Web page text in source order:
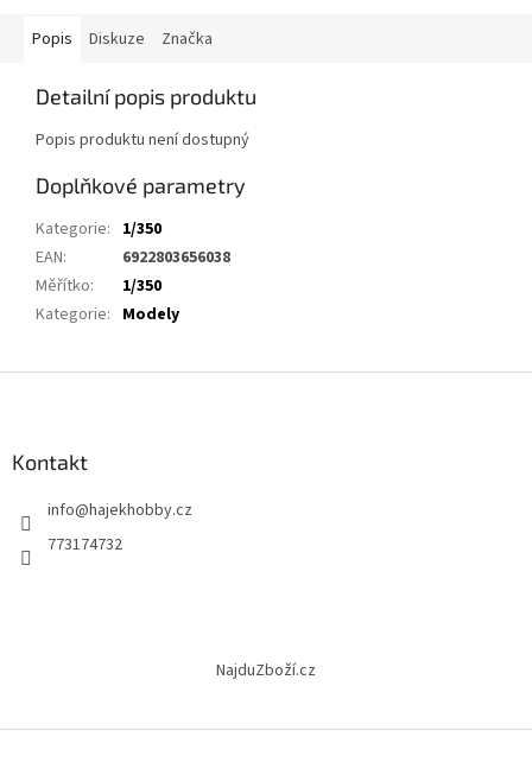
Popis Diskuze Značka
Detailní popis produktu
Popis produktu není dostupný
Doplňkové parametry
Kategorie: 1/350
EAN:
6922803656038
Měřítko:
1/350
Kategorie: Modely
Kontakt
info@hajekhobby.cz
773174732
NajduZboží.cz